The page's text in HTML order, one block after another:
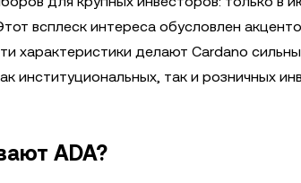
всплеск интереса обусловлен
характеристики делают Cardano
институциональных, так и розничных
ADA?